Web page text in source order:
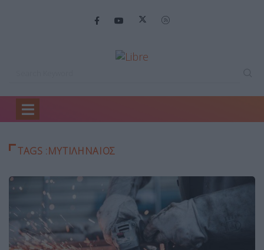
Home
TAGS :ΜΥΤΙΛΗΝΑΊΟΣ